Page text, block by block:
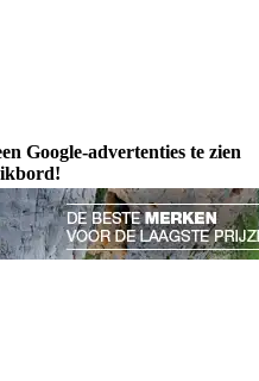
Google-advertenties te zien